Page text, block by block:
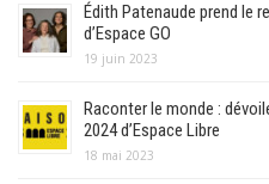
Édith Patenaude prend le
d’Espace GO
19 juin 2023
Raconter le monde :
2024 d’Espace Libre
18 mai 2023